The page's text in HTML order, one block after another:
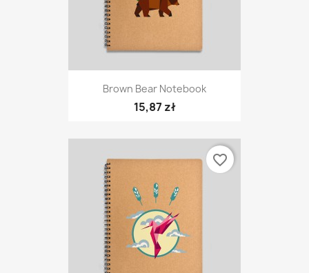
Brown Bear Notebook
15,87 zł
favorite_border